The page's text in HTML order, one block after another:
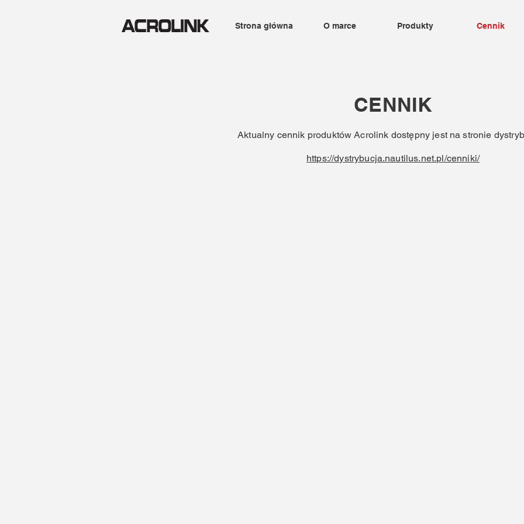
Strona główna O marce Produkty Cennik
CENNIK
Aktualny cennik produktów Acrolink dostępny jest na stronie
https://dystrybucja.nautilus.net.pl/cenniki/